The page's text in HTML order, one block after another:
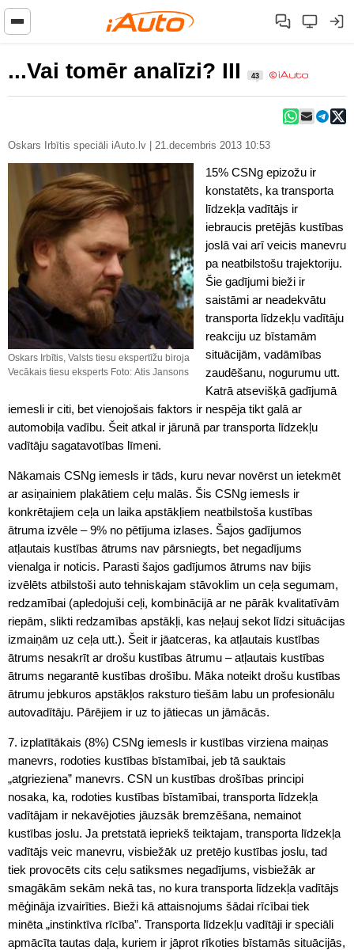
...Vai tomēr analīzi? III 43
Oskars Irbītis speciāli iAuto.lv | 21.decembris 2013 10:53
Oskars Irbītis, Valsts tiesu ekspertīžu biroja
Vecākais tiesu eksperts Foto: Atis Jansons
15% CSNg epizožu ir
konstatēts, ka transporta
līdzekļa vadītājs ir
iebraucis pretējās kustības
joslā vai arī veicis manevru
pa neatbilstošu trajektoriju.
Šie gadījumi bieži ir
saistāmi ar neadekvātu
transporta līdzekļu vadītāju
reakciju uz bīstamām
situācijām, vadāmības
zaudēšanu, nogurumu utt.
Katrā atsevišķā gadījumā
iemesli ir citi, bet vienojošais faktors ir nespēja tikt galā ar
automobiļa vadību. Šeit atkal ir jārunā par transporta līdzekļu
vadītāju sagatavotības līmeni.
Nākamais CSNg iemesls ir tāds, kuru nevar novērst un ietekmēt
ar asiņainiem plakātiem ceļu malās. Šis CSNg iemesls ir
konkrētajiem ceļa un laika apstākļiem neatbilstoša kustības
ātruma izvēle – 9% no pētījuma izlases. Šajos gadījumos
atļautais kustības ātrums nav pārsniegts, bet negadījums
vienalga ir noticis. Parasti šajos gadījumos ātrums nav bijis
izvēlēts atbilstoši auto tehniskajam stāvoklim un ceļa segumam,
redzamībai (apledojuši ceļi, kombinācijā ar ne pārāk kvalitatīvām
riepām, slikti redzamības apstākļi, kas neļauj sekot līdzi situācijas
izmaiņām uz ceļa utt.). Šeit ir jāatceras, ka atļautais kustības
ātrums nesakrīt ar drošu kustības ātrumu – atļautais kustības
ātrums negarantē kustības drošību. Māka noteikt drošu kustības
ātrumu jebkuros apstākļos raksturo tiešām labu un profesionālu
autovadītāju. Pārējiem ir uz to jātiecas un jāmācās.
7. izplatītākais (8%) CSNg iemesls ir kustības virziena maiņas
manevrs, rodoties kustības bīstamībai, jeb tā sauktais
„atgrieziena” manevrs. CSN un kustības drošības principi
nosaka, ka, rodoties kustības bīstamībai, transporta līdzekļa
vadītājam ir nekavējoties jāuzsāk bremzēšana, nemainot
kustības joslu. Ja pretstatā iepriekš teiktajam, transporta līdzekļa
vadītājs veic manevru, visbiežāk uz pretējo kustības joslu, tad
tiek provocēts cits ceļu satiksmes negadījums, visbiežāk ar
smagākām sekām nekā tas, no kura transporta līdzekļa vadītājs
mēģināja izvairīties. Bieži kā attaisnojums šādai rīcībai tiek
minēta „instinktīva rīcība”. Transporta līdzekļu vadītāji ir speciāli
apmācīta tautas daļa, kuriem ir jāprot rīkoties bīstamās situācijās,